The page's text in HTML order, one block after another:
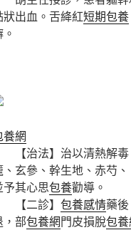
狀出血。舌絳紅短期包養
養網
【治法】治以清熱解毒
、玄參、幹生地、赤芍
予其心思包養勸導。
【二診】 包養感情藥
，部包養網門皮損脫包